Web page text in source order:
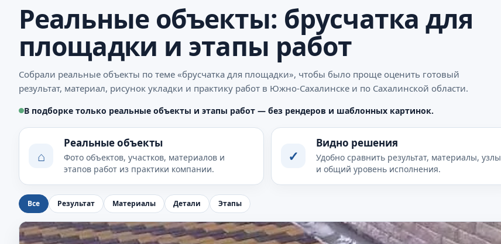
Реальные объекты: брусчатка для
площадки и этапы работ
Собрали реальные объекты по теме «брусчатка для площадки», чтобы было проще оценить готовый
результат, материал, рисунок укладки и практику работ в Южно-Сахалинске и по Сахалинской области.
В подборке только реальные объекты и этапы работ — без рендеров и шаблонных картинок.
⌂
Реальные объекты
Фото объектов, участков, материалов и
этапов работ из практики компании.
✓
Видно решения
Удобно сравнить результат, материалы, узлы
и общий уровень исполнения.
Все Результат Материалы Детали Этапы